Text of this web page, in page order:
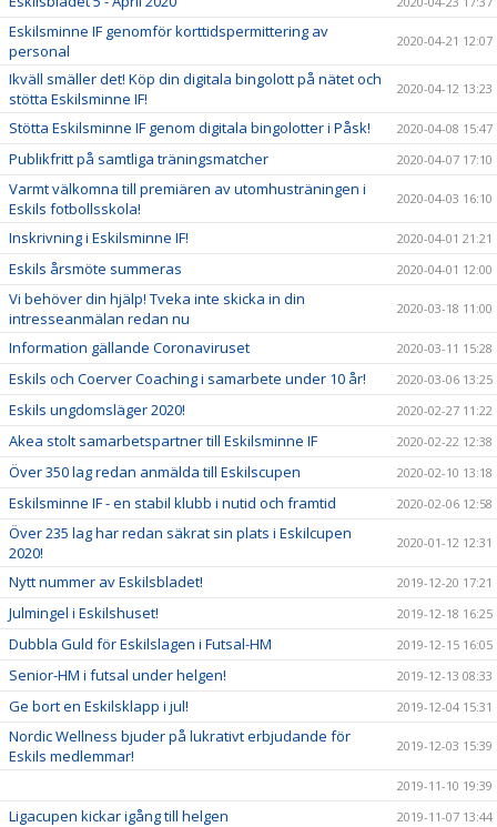
Eskilsminne IF genomför korttidspermittering av
personal
2020-04-21 12:07
Ikväll smäller det! Köp din digitala bingolott på nätet och
stötta Eskilsminne IF!
2020-04-12 13:23
Stötta Eskilsminne IF genom digitala bingolotter i Påsk! 2020-04-08 15:47
Publikfritt på samtliga träningsmatcher 2020-04-07 17:10
Varmt välkomna till premiären av utomhusträningen i
Eskils fotbollsskola!
2020-04-03 16:10
Inskrivning i Eskilsminne IF! 2020-04-01 21:21
Eskils årsmöte summeras 2020-04-01 12:00
Vi behöver din hjälp! Tveka inte skicka in din
intresseanmälan redan nu
2020-03-18 11:00
Information gällande Coronaviruset 2020-03-11 15:28
Eskils och Coerver Coaching i samarbete under 10 år! 2020-03-06 13:25
Eskils ungdomsläger 2020! 2020-02-27 11:22
Akea stolt samarbetspartner till Eskilsminne IF 2020-02-22 12:38
Över 350 lag redan anmälda till Eskilscupen 2020-02-10 13:18
Eskilsminne IF - en stabil klubb i nutid och framtid 2020-02-06 12:58
Över 235 lag har redan säkrat sin plats i Eskilcupen
2020!
2020-01-12 12:31
Nytt nummer av Eskilsbladet! 2019-12-20 17:21
Julmingel i Eskilshuset! 2019-12-18 16:25
Dubbla Guld för Eskilslagen i Futsal-HM 2019-12-15 16:05
Senior-HM i futsal under helgen! 2019-12-13 08:33
Ge bort en Eskilsklapp i jul! 2019-12-04 15:31
Nordic Wellness bjuder på lukrativt erbjudande för
Eskils medlemmar!
2019-12-03 15:39
2019-11-10 19:39
Ligacupen kickar igång till helgen 2019-11-07 13:44